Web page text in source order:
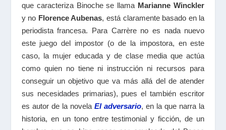
que caracteriza Binoche se llama Marianne Winckler
y no Florence Aubenas, está claramente basado en la
periodista francesa. Para Carrère no es nada nuevo
este juego del impostor (o de la impostora, en este
caso, la mujer educada y de clase media que actúa
como quien no tiene ni instrucción ni recursos para
conseguir un objetivo que va más allá del de atender
sus necesidades primarias), pues el también escritor
es autor de la novela El adversario, en la que narra la
historia, en un tono entre testimonial y ficción, de un